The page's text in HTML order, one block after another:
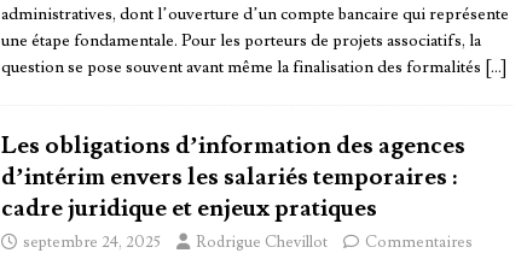
administratives, dont l’ouverture d’un compte bancaire qui représente
une étape fondamentale. Pour les porteurs de projets associatifs, la
question se pose souvent avant même la finalisation des formalités […]
Les obligations d’information des agences
d’intérim envers les salariés temporaires :
cadre juridique et enjeux pratiques
septembre 24, 2025 Rodrigue Chevillot
Commentaires